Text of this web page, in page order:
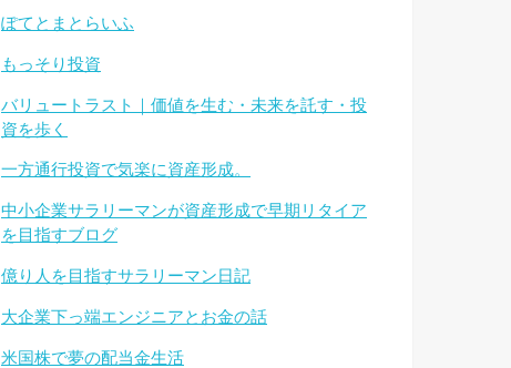
ぽてとまとらいふ
もっそり投資
バリュートラスト｜価値を生む・未来を託す・投
資を歩く
一方通行投資で気楽に資産形成。
中小企業サラリーマンが資産形成で早期リタイア
を目指すブログ
億り人を目指すサラリーマン日記
大企業下っ端エンジニアとお金の話
米国株で夢の配当金生活